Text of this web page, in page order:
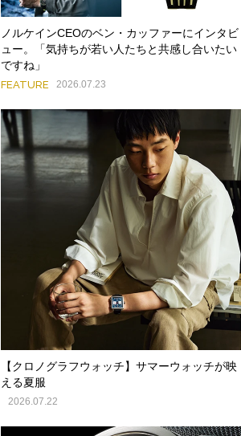
ノルケインCEOのベン・カッファーにインタビ
ュー。「気持ちが若い人たちと共感し合いたい
ですね」
FEATURE 2026.07.23
【クロノグラフウォッチ】サマーウォッチが映
える夏服
2026.07.22